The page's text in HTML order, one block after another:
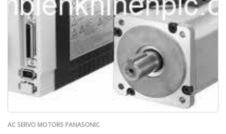
AC SERVO MOTORS PANASONIC